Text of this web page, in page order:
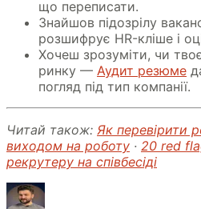
що переписати.
Знайшов підозрілу
розшифрує HR-кліше і
Хочеш зрозуміти, чи
ринку — Аудит резюме
погляд під тип компанії.
Читай також: Як перевірити
виходом на роботу · 20 red
рекрутеру на співбесіді